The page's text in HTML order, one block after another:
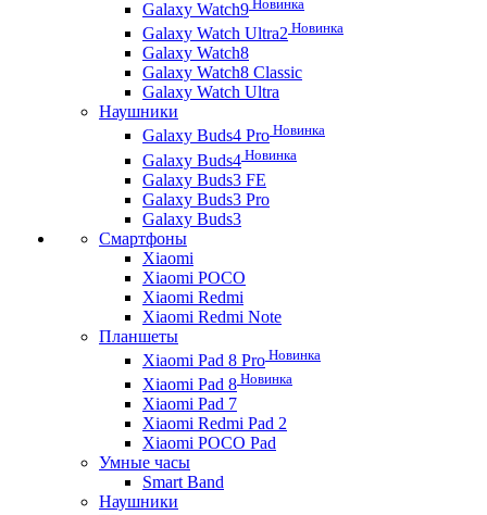
Galaxy Watch9
Galaxy Watch Ultra2 Новинка
Galaxy Watch8
Galaxy Watch8 Classic
Galaxy Watch Ultra
Наушники
Galaxy Buds4 Pro Новинка
Galaxy Buds4 Новинка
Galaxy Buds3 FE
Galaxy Buds3 Pro
Galaxy Buds3
Смартфоны
Xiaomi
Xiaomi POCO
Xiaomi Redmi
Xiaomi Redmi Note
Планшеты
Xiaomi Pad 8 Pro Новинка
Xiaomi Pad 8 Новинка
Xiaomi Pad 7
Xiaomi Redmi Pad 2
Xiaomi POCO Pad
Умные часы
Smart Band
Наушники